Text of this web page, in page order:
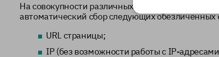
На совокупности различных веб-страниц
автоматический сбор следующих обезличенных
URL страницы;
IР (без возможности работы с IР-